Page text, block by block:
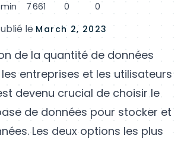
7 661 0 0
le March 2, 2023
de la quantité de données
entreprises et les utilisateurs
devenu crucial de choisir le
de données pour stocker et
Les deux options les plus